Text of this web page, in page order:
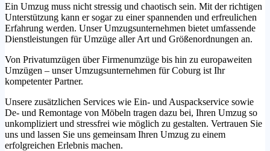
Ein Umzug muss nicht stressig und chaotisch sein. Mit der richtigen
Unterstützung kann er sogar zu einer spannenden und erfreulichen
Erfahrung werden. Unser Umzugsunternehmen bietet umfassende
Dienstleistungen für Umzüge aller Art und Größenordnungen an.
Von Privatumzügen über Firmenumzüge bis hin zu europaweiten
Umzügen – unser Umzugsunternehmen für Coburg ist Ihr
kompetenter Partner.
Unsere zusätzlichen Services wie Ein- und Auspackservice sowie
De- und Remontage von Möbeln tragen dazu bei, Ihren Umzug so
unkompliziert und stressfrei wie möglich zu gestalten. Vertrauen Sie
uns und lassen Sie uns gemeinsam Ihren Umzug zu einem
erfolgreichen Erlebnis machen.